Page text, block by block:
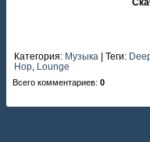
Категория: Музыка | Теги:
Hop Lounge
Всего комментариев: 0